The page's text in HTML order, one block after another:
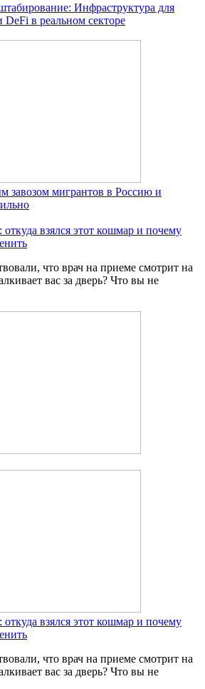
Инфраструктура для
в реальном секторе
завозом мигрантов в Россию и
взялся этот кошмар и почему
что врач на приеме смотрит на
вас за дверь? Что вы не
взялся этот кошмар и почему
что врач на приеме смотрит на
вас за дверь? Что вы не